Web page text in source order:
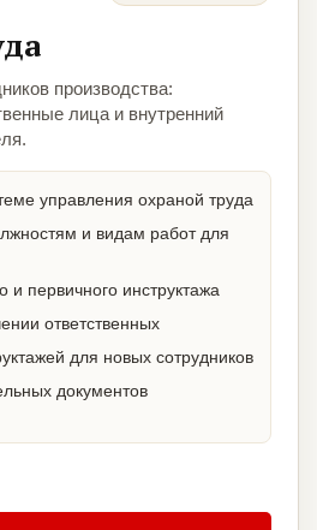
производства:
лица и внутренний
управления охраной труда
и видам работ для
и первичного инструктажа
ответственных
для новых сотрудников
документов